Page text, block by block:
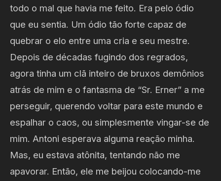
todo o mal que havia me feito. Era pelo ódio
que eu sentia. Um ódio tão forte capaz de
quebrar o elo entre uma cria e seu mestre.
Depois de décadas fugindo dos regrados,
agora tinha um clã inteiro de bruxos demônios
atrás de mim e o fantasma de “Sr. Erner” a me
perseguir, querendo voltar para este mundo e
espalhar o caos, ou simplesmente vingar-se de
mim. Antoni esperava alguma reação minha.
Mas, eu estava atônita, tentando não me
apavorar. Então, ele me beijou colocando-me